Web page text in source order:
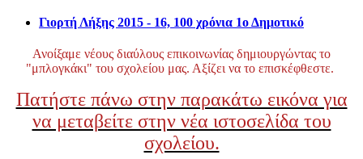
Γιορτή Λήξης 2015 - 16, 100 χρόνια 1ο Δημοτικό
Ανοίξαμε νέους διαύλους επικοινωνίας δημιουργώντας το
"μπλογκάκι" του σχολείου μας. Αξίζει να το επισκέφθεστε.
Πατήστε πάνω στην παρακάτω εικόνα για
να μεταβείτε στην νέα ιστοσελίδα του
σχολείου.